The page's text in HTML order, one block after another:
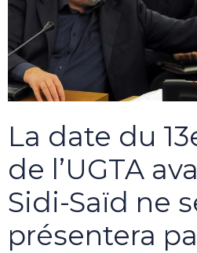
La date du
de l’UGTA
Sidi-Saïd ne
présentera